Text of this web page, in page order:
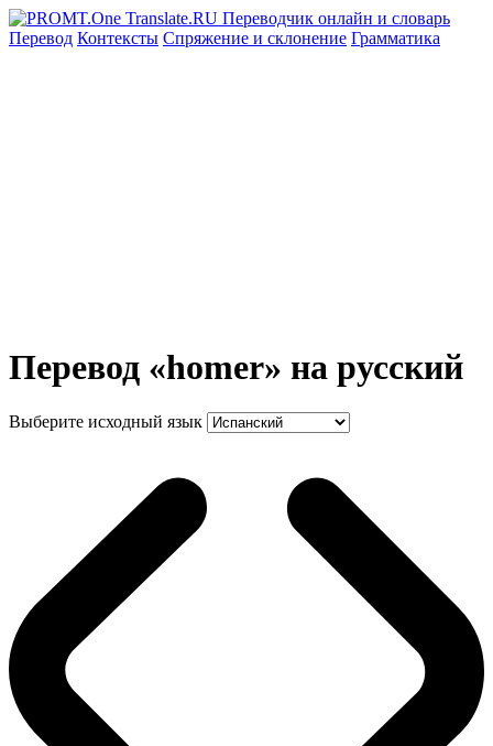
Перевод Контексты Спряжение и склонение Грамматика
Перевод «homer» на русский
Выберите исходный язык